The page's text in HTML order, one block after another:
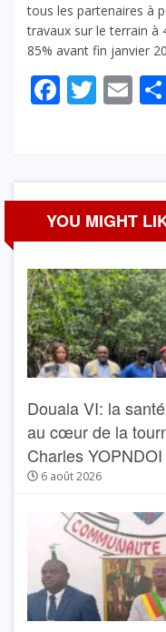
tous les partenaires à
travaux sur le terrain à
85% avant fin janvier
YOU MIGHT
Douala VI: la
au cœur de la
Charles YOPNDOI
6 août 2026